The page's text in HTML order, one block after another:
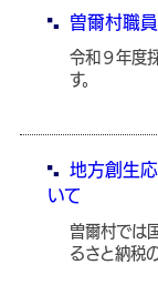
曽爾村職
令和９年度
す。
地方創生
いて
曽爾村では
るさと納税